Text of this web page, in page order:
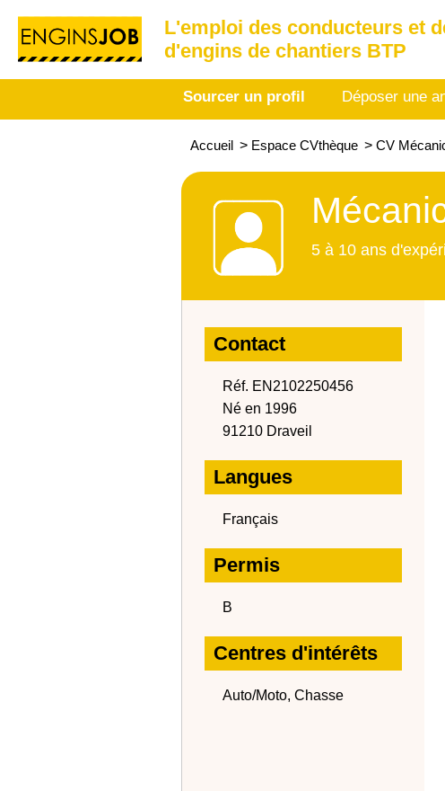
L'emploi des conducteurs et
d'engins de chantiers BTP
Sourcer un profil Déposer une
Accueil > Espace CVthèque > CV
5 à 10 ans
Contact
Réf. EN2102250456
Né en 1996
91210 Draveil
Langues
Français
Permis
B
Centres d'intérêts
Auto/Moto, Chasse